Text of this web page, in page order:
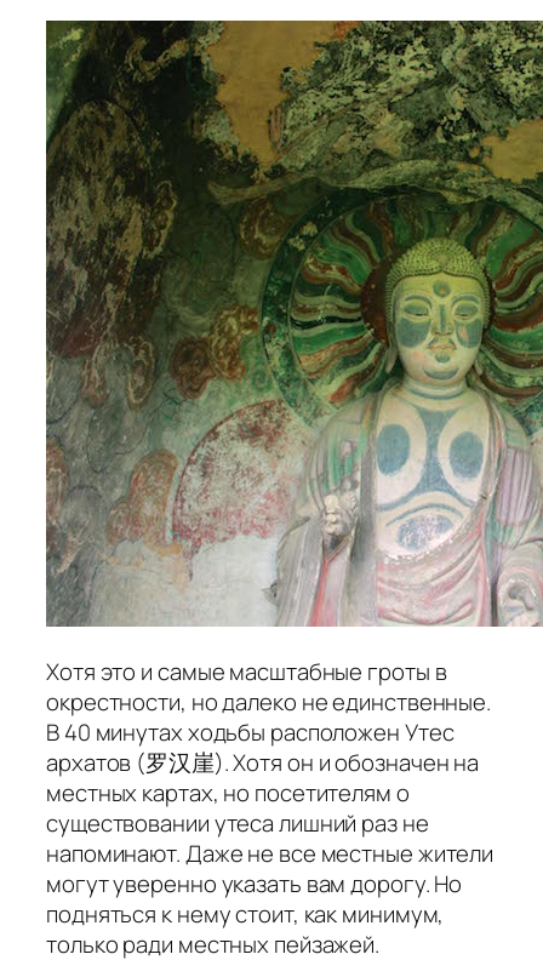
Хотя это и самые масштабные гроты в
окрестности, но далеко не единственные.
В 40 минутах ходьбы расположен Утес
архатов (罗汉崖). Хотя он и обозначен на
местных картах, но посетителям о
существовании утеса лишний раз не
напоминают. Даже не все местные жители
могут уверенно указать вам дорогу. Но
подняться к нему стоит, как минимум,
только ради местных пейзажей.